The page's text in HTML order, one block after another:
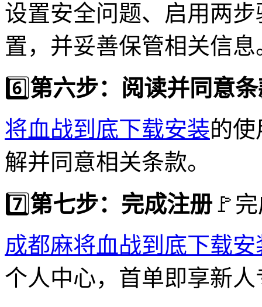
设置安全问题、启用两
置，并妥善保管相关信息
6️⃣第六步：阅读并同意
将血战到底下载安装的
解并同意相关条款。
7️⃣第七步：完成注册 🚩
成都麻将血战到底下载安
个人中心，首单即享新